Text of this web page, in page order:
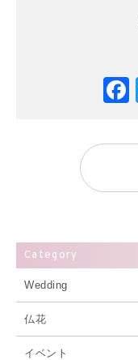
Category
Wedding
仏花
イベント